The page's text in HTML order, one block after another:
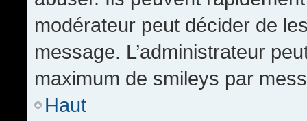
modérateur peut décider de
message. L’administrateur
maximum de smileys par
Haut